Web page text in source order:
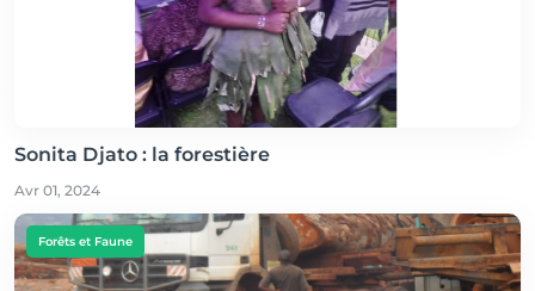
Sonita Djato : la forestière
Avr 01, 2024
Forêts et Faune